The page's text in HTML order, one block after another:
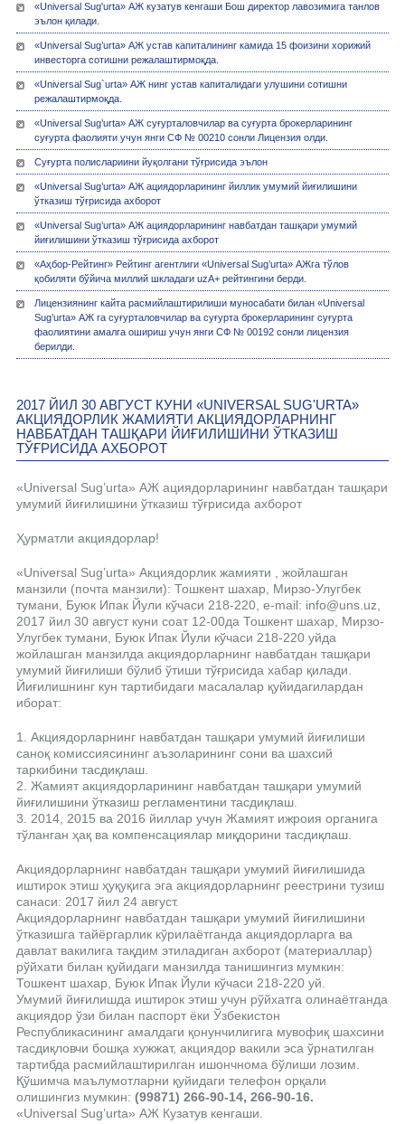
«Universal Sug'urta» АЖ кузатув кенгаши Бош директор лавозимига танлов
эълон қилади.
«Universal Sug’urta» АЖ устав капиталининг камида 15 фоизини хорижий
инвесторга сотишни режалаштирмоқда.
«Universal Sug`urta» АЖ нинг устав капиталидаги улушини сотишни
режалаштирмоқда.
«Univеrsal Sug’urta» АЖ суғурталовчилар ва суғурта брокерларининг
суғурта фаолияти учун янги СФ № 00210 сонли Лицензия олди.
Суғурта полислариини йуқолгани тўғрисида эълон
«Universal Sug’urta» АЖ ациядорларининг йиллик умумий йиғилишини
ўтказиш тўғрисида ахборот
«Universal Sug’urta» АЖ ациядорларининг навбатдан ташқари умумий
йиғилишини ўтказиш тўғрисида ахборот
«Аҳбор-Рейтинг» Рейтинг агентлиги «Universal Sug’urta» АЖга тўлов
қобиляти бўйича миллий шкладаги uzA+ рейтингини берди.
Лицензиянинг кайта расмийлаштирилиши муносабати билан «Univеrsal
Sug’urta» АЖ га суғурталовчилар ва суғурта брокерларининг суғурта
фаолиятини амалга ошириш учун янги СФ № 00192 сонли лицензия
берилди.
2017 ЙИЛ 30 АВГУСТ КУНИ «UNIVERSAL SUG'URTA»
АКЦИЯДОРЛИК ЖАМИЯТИ АКЦИЯДОРЛАРНИНГ
НАВБАТДАН ТАШҚАРИ ЙИҒИЛИШИНИ ЎТКАЗИШ
ТЎҒРИСИДА АХБОРОТ
«Universal Sug’urta» АЖ ациядорларининг навбатдан ташқари
умумий йиғилишини ўтказиш тўғрисида ахборот
Ҳурматли акциядорлар!
«Universal Sug’urta» Акциядорлик жамияти , жойлашган
манзили (почта манзили): Тошкент шахар, Мирзо-Улугбек
тумани, Буюк Ипак Йули кўчаси 218-220, e-mail: info@uns.uz,
2017 йил 30 август куни соат 12-00да Тошкент шахар, Мирзо-
Улугбек тумани, Буюк Ипак Йули кўчаси 218-220 уйда
жойлашган манзилда акциядорларнинг навбатдан ташқари
умумий йиғилиши бўлиб ўтиши тўғрисида хабар қилади.
Йиғилишнинг кун тартибидаги масалалар қуйидагилардан
иборат:
1. Акциядорларнинг навбатдан ташқари умумий йиғилиши
саноқ комиссиясининг аъзоларининг сони ва шахсий
таркибини тасдиқлаш.
2. Жамият акциядорларининг навбатдан ташқари умумий
йиғилишини ўтказиш регламентини тасдиқлаш.
3. 2014, 2015 ва 2016 йиллар учун Жамият ижроия органига
тўланган ҳақ ва компенсациялар миқдорини тасдиқлаш.
Акциядорларнинг навбатдан ташқари умумий йиғилишида
иштирок этиш ҳуқуқига эга акциядорларнинг реестрини тузиш
санаси: 2017 йил 24 август.
Акциядорларнинг навбатдан ташқари умумий йиғилишини
ўтказишга тайёргарлик кўрилаётганда акциядорларга ва
давлат вакилига тақдим этиладиган ахборот (материаллар)
рўйхати билан қуйидаги манзилда танишингиз мумкин:
Тошкент шахар, Буюк Ипак Йули кўчаси 218-220 уй.
Умумий йиғилишда иштирок этиш учун рўйхатга олинаётганда
акциядор ўзи билан паспорт ёки Ўзбекистон
Республикасининг амалдаги қонунчилигига мувофиқ шахсини
тасдиқловчи бошқа хужжат, акциядор вакили эса ўрнатилган
тартибда расмийлаштирилган ишончнома бўлиши лозим.
Қўшимча маълумотларни қуйидаги телефон орқали
олишингиз мумкин: (99871) 266-90-14, 266-90-16.
«Universal Sug’urta» АЖ Кузатув кенгаши.